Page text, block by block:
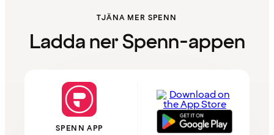
TJÄNA MER SPENN
Ladda ner Spenn-appen
SPENN APP